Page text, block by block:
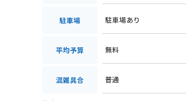
駐車場 駐車場あり
平均予算 無料
混雑具合 普通